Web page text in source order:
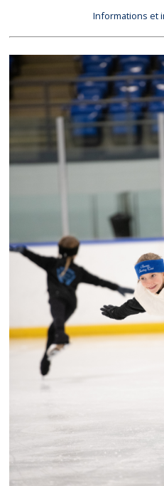
Informations et